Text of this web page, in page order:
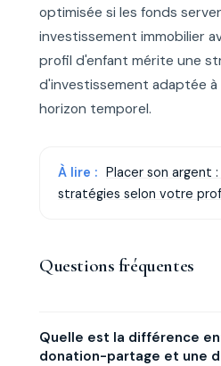
optimisée si les fonds
investissement immobilier
profil d'enfant mérite une
d'investissement adaptée
horizon temporel.
À lire : Placer son argent
stratégies selon votre
Questions fréquentes
Quelle est la différence
donation-partage et une